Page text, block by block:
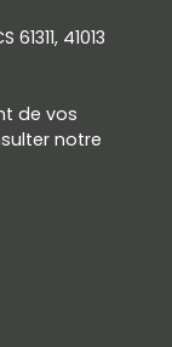
41013
de vos
notre